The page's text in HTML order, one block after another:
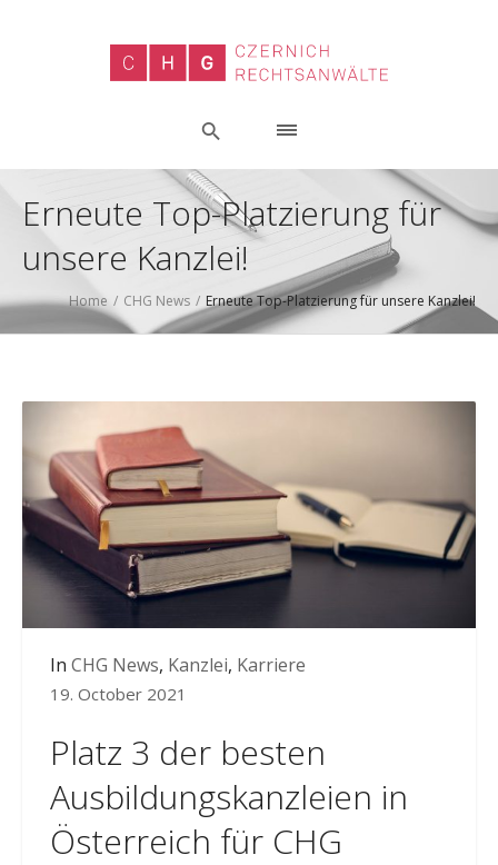
Erneute Top-Platzierung für
unsere Kanzlei!
Home / CHG News / Erneute Top-Platzierung für unsere Kanzlei!
In CHG News, Kanzlei, Karriere
19. October 2021
Platz 3 der besten
Ausbildungskanzleien in
Österreich für CHG